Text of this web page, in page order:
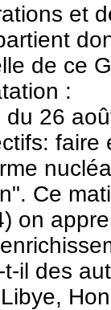
et
donc
de ce
:
26
Ce
on
autres